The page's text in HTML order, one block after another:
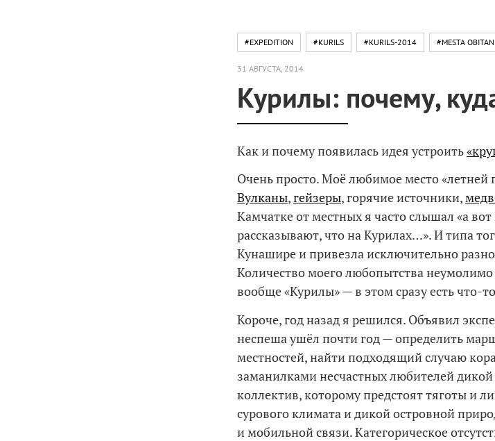
#EXPEDITION #KURILS #KURILS-2014 #MESTA
31 АВГУСТА, 2014
Курилы: почему,
Как и почему появилась идея устроить
Очень просто. Моё любимое место «летней
Вулканы,гейзеры, горячие источники,
Камчатке от местных я часто слышал «а
рассказывают, что на Курилах…». И типа
Кунашире и привезла исключительно
Количество моего любопытства неумолимо
вообще «Курилы» — в этом сразу есть что-
Короче, год назад я решился. Объявил
неспеша ушёл почти год — определить
местностей, найти подходящий случаю
заманилками несчастных любителей
коллектив, которому предстоят тяготы и
сурового климата и дикой островной
и мобильной связи. Категорическое